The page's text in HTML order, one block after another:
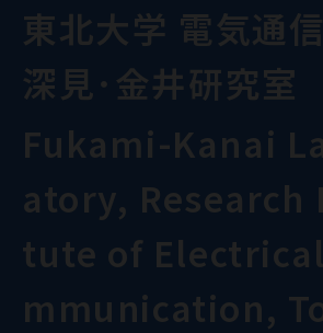
東北大学 電気通
深見･金井研究室
Fukami-Kanai
atory, Research
tute of
mmunication,